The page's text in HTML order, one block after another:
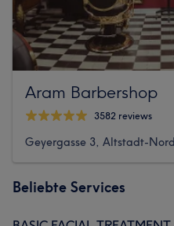
Aram Barbershop
3582 reviews
Geyergasse 3, Altstadt-
Beliebte Services